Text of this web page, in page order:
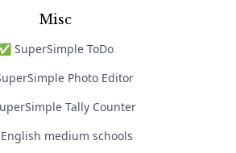
Misc
SuperSimple ToDo
Photo Editor
Tally Counter
medium schools